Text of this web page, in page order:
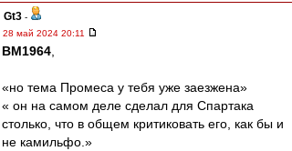
Gt3 -
28 май 2024 20:11
BM1964
«но тема Промеса у тебя уже заезжена»
« он на самом деле сделал для Спартака
столько, что в общем критиковать его, как бы и
не камильфо.»